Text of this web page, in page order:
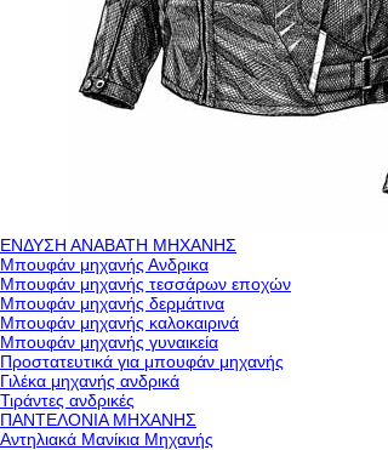
ΕΝΔΥΣΗ ΑΝΑΒΑΤΗ ΜΗΧΑΝΗΣ
Μπουφάν μηχανής Ανδρικα
Μπουφάν μηχανής τεσσάρων εποχών
Μπουφάν μηχανής δερμάτινα
Μπουφάν μηχανής καλοκαιρινά
Μπουφάν μηχανής γυναικεία
Προστατευτικά για μπουφάν μηχανής
Γιλέκα μηχανής ανδρικά
Τιράντες ανδρικές
ΠΑΝΤΕΛΟΝΙΑ ΜΗΧΑΝΗΣ
Αντηλιακά Μανίκια Μηχανής